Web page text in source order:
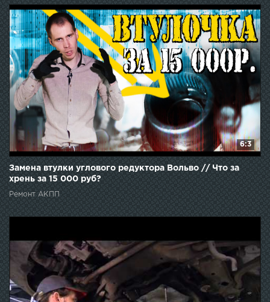
6:3
Замена втулки углового редуктора Вольво // Что за
хрень за 15 000 руб?
Ремонт АКПП